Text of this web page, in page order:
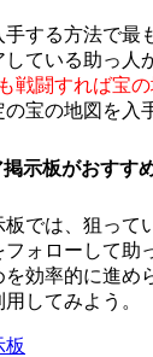
する方法で最
ている助っ人
戦闘すれば宝
宝の地図を入
示板がおすす
では、狙って
ォローして助
効率的に進め
してみよう。
板